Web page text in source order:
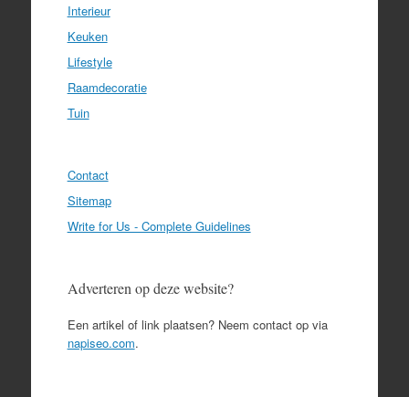
Interieur
Keuken
Lifestyle
Raamdecoratie
Tuin
Contact
Sitemap
Write for Us - Complete Guidelines
Adverteren op deze website?
Een artikel of link plaatsen? Neem contact op via
napiseo.com.